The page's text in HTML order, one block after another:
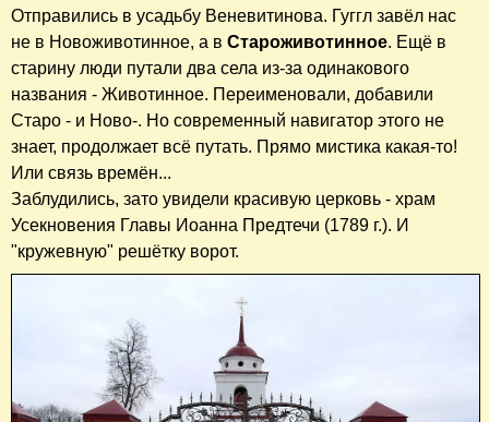
Отправились в усадьбу Веневитинова. Гуггл завёл нас
не в Новоживотинное, а в Староживотинное. Ещё в
старину люди путали два села из-за одинакового
названия - Животинное. Переименовали, добавили
Старо - и Ново-. Но современный навигатор этого не
знает, продолжает всё путать. Прямо мистика какая-то!
Или связь времён...
Заблудились, зато увидели красивую церковь - храм
Усекновения Главы Иоанна Предтечи (1789 г.). И
"кружевную" решётку ворот.